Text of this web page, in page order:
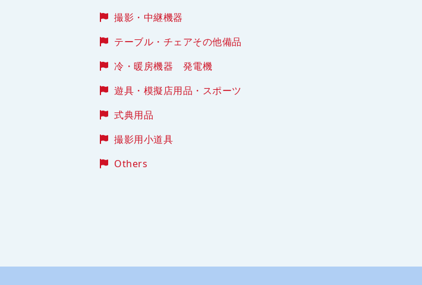
撮影・中継機器
テーブル・チェアその他備品
冷・暖房機器 発電機
遊具・模擬店用品・スポーツ
式典用品
撮影用小道具
Others